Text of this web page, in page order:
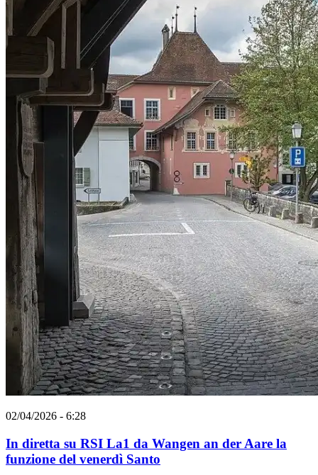
02/04/2026 - 6:28
In diretta su RSI La1 da Wangen an der Aare la
funzione del venerdì Santo